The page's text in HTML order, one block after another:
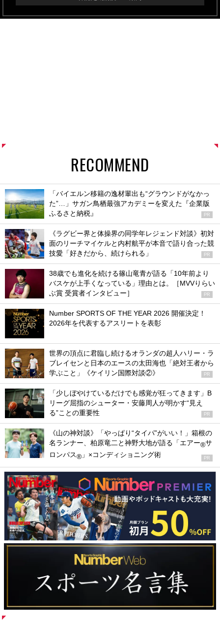
RECOMMEND
「バイエルン移籍の逸材輩出も“グラウンドがなかっ
た”…」サガン鳥栖最強アカデミーを変えた『企業版
ふるさと納税』
PR
《ラグビー界と体操界の同学年レジェンド対談》初対
面のリーチマイケルと内村航平が本音で語り合った競
技愛「好きだから、続けられる」
PR
38歳でも進化を続ける篠山竜青が語る「10年前より
バスケが上手くなっている」理由とは。［MVVりらい
ぶ賞 受賞者インタビュー］
PR
Number SPORTS OF THE YEAR 2026 開催決定！
2026年を代表するアスリートを表彰
世界の頂点に君臨し続けるオランダの超人ハリー・ラ
ブレイセンと日本のエースの太田海也「絶対王者から
学ぶこと」《ケイリン国際対談②》
PR
「少しぼやけているだけでも感覚が狂ってきます」B
リーグ屈指のシューター・安藤周人が明かす“見え
る”ことの重要性
PR
《山の神対談》「やっぱり“タイパ”がいい！」箱根の
名ランナー、柏原竜二と神野大地が語る「エアー®サ
ロンパス® 」×コンディショニング術 PR